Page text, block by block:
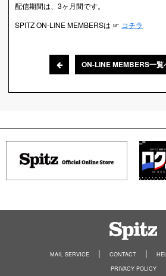
配信期間は、3ヶ月間です。
SPITZ ON-LINE MEMBERSは ☞ コチラ
ON-LINE MEMBERS一覧
MAIL SERVICE CONTACT
PRIVACY POLICY